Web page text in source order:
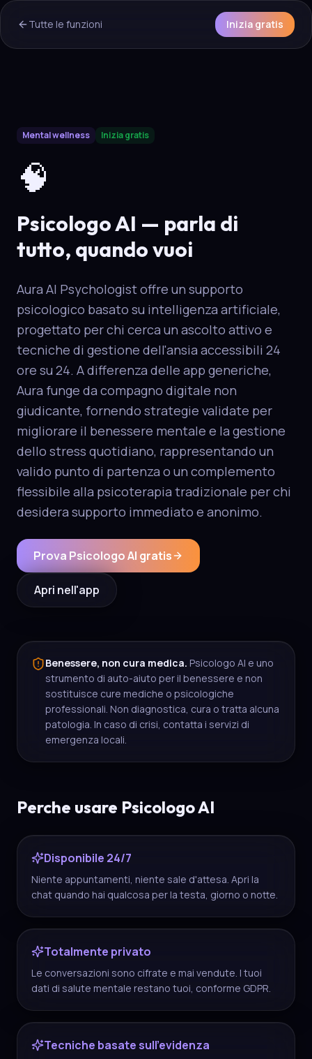
Tutte le funzioni Inizia gratis
AuraPsicologo AIis a core capability of the Aura wellness
Mental wellness Inizia gratis
🧠
Psicologo AI — parla di
tutto, quando vuoi
Aura AI Psychologist offre un supporto
psicologico basato su intelligenza artificiale,
progettato per chi cerca un ascolto attivo e
tecniche di gestione dell'ansia accessibili 24
ore su 24. A differenza delle app generiche,
Aura funge da compagno digitale non
giudicante, fornendo strategie validate per
migliorare il benessere mentale e la gestione
dello stress quotidiano, rappresentando un
valido punto di partenza o un complemento
flessibile alla psicoterapia tradizionale per chi
desidera supporto immediato e anonimo.
Prova Psicologo AI gratis
Apri nell'app
Benessere, non cura medica. Psicologo AI e uno
strumento di auto-aiuto per il benessere e non
sostituisce cure mediche o psicologiche
professionali. Non diagnostica, cura o tratta alcuna
patologia. In caso di crisi, contatta i servizi di
emergenza locali.
Perche usare Psicologo AI
Disponibile 24/7
Niente appuntamenti, niente sale d'attesa. Apri la
chat quando hai qualcosa per la testa, giorno o notte.
Totalmente privato
Le conversazioni sono cifrate e mai vendute. I tuoi
dati di salute mentale restano tuoi, conforme GDPR.
Tecniche basate sull'evidenza